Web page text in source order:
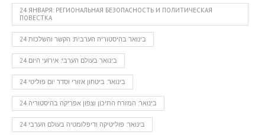
24 ЯНВАРЯ: РЕГИОНАЛЬНАЯ БЕЗОПАСНОСТЬ И ПОЛИТИЧЕСКАЯ
ПОВЕСТКА
24 בינואר בהיסטוריה הערבית: הקשר והשלכות
24 בינואר בעולם הערבי: אירועי היום
24 בינואר: ביטחון אזורי וסדר יום פוליטי
24 בינואר: המזרח התיכון וצפון אפריקה בהיסטוריה
24 בינואר: פוליטיקה ודיפלומטיה בעולם הערבי